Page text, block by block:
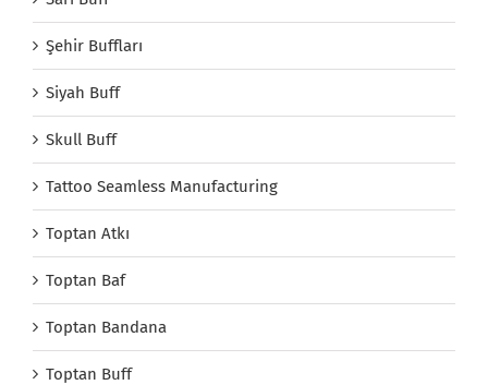
Şehir Buffları
Siyah Buff
Skull Buff
Tattoo Seamless Manufacturing
Toptan Atkı
Toptan Baf
Toptan Bandana
Toptan Buff